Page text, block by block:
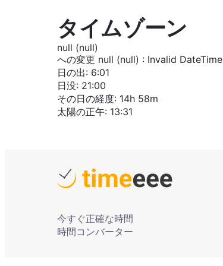
タイムゾーン
null (null)
への変更 null (null) : Invalid DateTime
日の出: 6:01
日没: 21:00
その日の経度: 14h 58m
太陽の正午: 13:31
今すぐ正確な時間
時間コンバーター